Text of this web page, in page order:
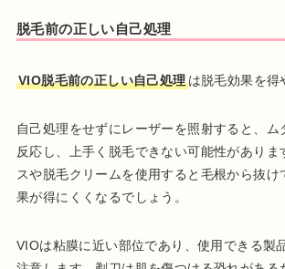
脱毛前の正しい自己処理
VIO脱毛前の正しい自己処理は脱毛効果を得
自己処理をせずにレーザーを照射すると、ム
反応し、上手く脱毛できない可能性がありま
スや脱毛クリームを使用すると毛根から抜け
果が得にくくなるでしょう。
VIOは粘膜に近い部位であり、使用できる製